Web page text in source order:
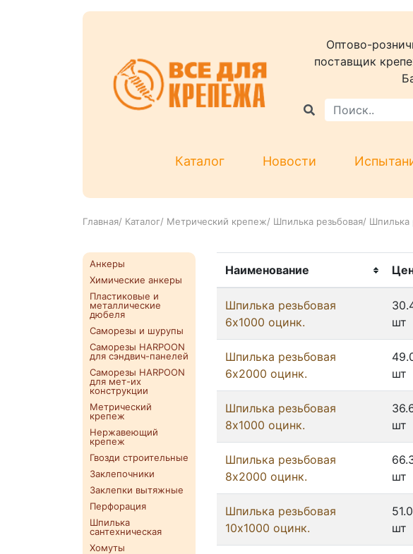
Оптово-
поставщик
Каталог Новости
Главная/ Каталог/ Метрический крепеж/ Шпилька резьбовая/ Шпилька
Анкеры
Химические анкеры
Пластиковые и
металлические
дюбеля
Саморезы и шурупы
Саморезы HARPOON
для сэндвич-панелей
Саморезы HARPOON
для мет-их
конструкции
Метрический
крепеж
Нержавеющий
крепеж
Гвозди строительные
Заклепочники
Заклепки вытяжные
Перфорация
Шпилька
сантехническая
Хомуты
Наименование
Шпилька резьбовая
6x1000 оцинк.
шт
Шпилька резьбовая
6x2000 оцинк.
шт
Шпилька резьбовая
8x1000 оцинк.
шт
Шпилька резьбовая
8x2000 оцинк.
шт
Шпилька резьбовая
10x1000 оцинк.
шт